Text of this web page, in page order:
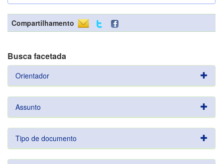
Compartilhamento
Busca facetada
Orientador
Assunto
Tipo de documento